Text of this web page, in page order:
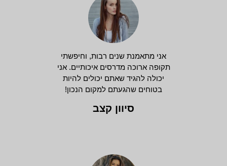
אני מתאמנת שנים רבות, וחיפשתי
תקופה ארוכה מדרסים איכותיים. אני
יכולה להגיד שאתם יכולים להיות
בטוחים שהגעתם למקום הנכון!
סיוון קצב